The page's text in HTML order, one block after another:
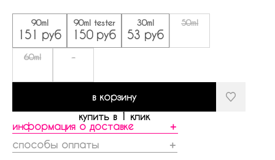
90ml
151 руб
90ml tester
150 руб
30ml
53 руб
50ml
60ml -
в корзину
купить в 1 клик
информация о доставке
＋
способы оплаты
＋